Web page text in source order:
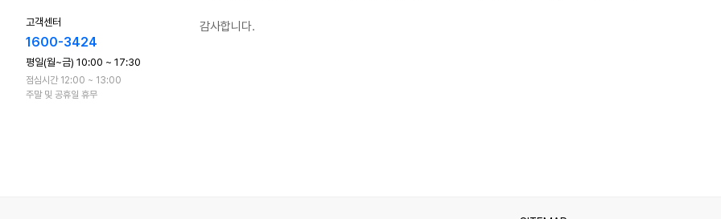
고객센터
1600-3424
평일(월~금) 10:00 ~ 17:30
점심시간 12:00 ~ 13:00
주말 및 공휴일 휴무
감사합니다.